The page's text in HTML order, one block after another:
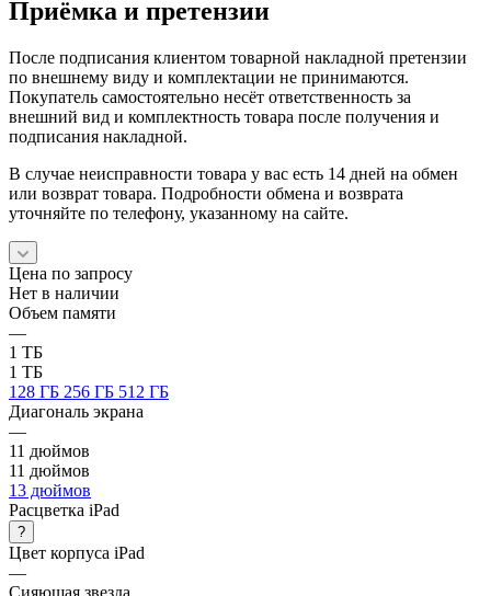
Приёмка и претензии
После подписания клиентом товарной накладной претензии
по внешнему виду и комплектации не принимаются.
Покупатель самостоятельно несёт ответственность за
внешний вид и комплектность товара после получения и
подписания накладной.
В случае неисправности товара у вас есть 14 дней на обмен
или возврат товара. Подробности обмена и возврата
уточняйте по телефону, указанному на сайте.
Цена по запросу
Нет в наличии
Объем памяти
—
1 ТБ
1 ТБ
128 ГБ 256 ГБ 512 ГБ
Диагональ экрана
—
11 дюймов
11 дюймов
13 дюймов
Расцветка iPad
?
Цвет корпуса iPad
—
Сияющая звезда